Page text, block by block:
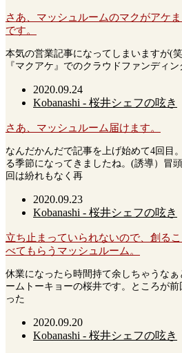
さあ、マッシュルームのマクがアケ
です。
本気の営業記事になってしまいますが(
『マクアケ』でのクラウドファンディ
2020.09.24
Kobanashi - 桜井シェフの呟き
さあ、マッシュルーム届けます。
なんだかんだで記事を上げ始めて4回目
る季節になってきましたね。(誘導）冒
回は紛れもなく再
2020.09.23
Kobanashi - 桜井シェフの呟き
立ち止まっていられないので、創る
べてもらうマッシュルーム。
休業になったら時間持て余しちゃうな
ームトーキョーの桜井です。ところが
った
2020.09.20
Kobanashi - 桜井シェフの呟き